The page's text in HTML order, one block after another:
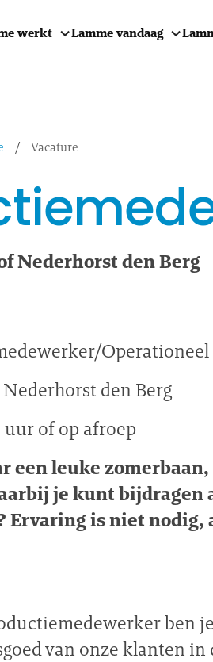
werkt Lamme vandaag
/ Vacature
Nederhorst den Berg
den Berg
of op afroep
een leuke
je kunt bijdragen
Ervaring is niet
ben
van onze klanten